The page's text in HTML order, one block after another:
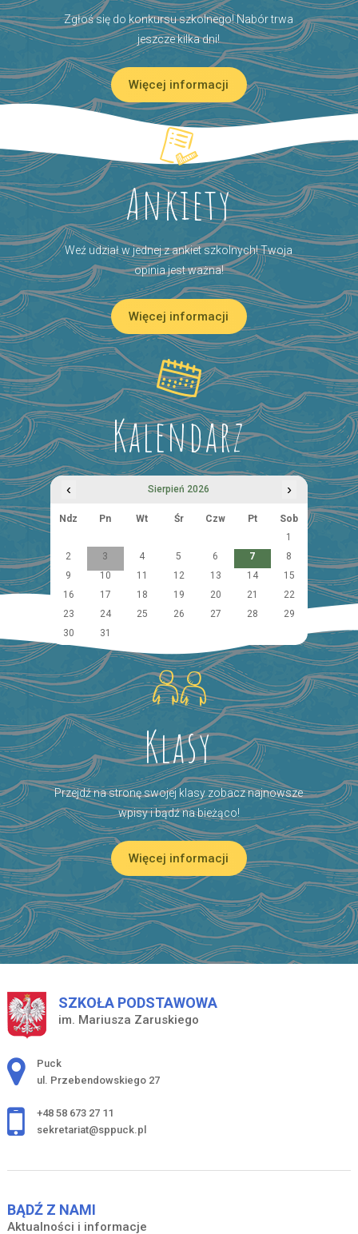
Zgłoś się do konkursu szkolnego! Nabór trwa
jeszcze kilka dni!
Więcej informacji
Ankiety
Weź udział w jednej z ankiet szkolnych! Twoja
opinia jest ważna!
Więcej informacji
Kalendarz
‹ Sierpień 2026 ›
Ndz Pn Wt Śr Czw Pt
Sob
1
2
3 4 5 6 7
8
9
10 11 12 13 14
15
16
17 18 19 20 21
22
23
24 25 26 27 28
29
30
31
Klasy
Przejdź na stronę swojej klasy zobacz najnowsze
wpisy i bądź na bieżąco!
Więcej informacji
SZKOŁA PODSTAWOWA
im. Mariusza Zaruskiego
Adres pocztowy:
Puck
ul. Przebendowskiego 27
+48 58 673 27 11
sekretariat@sppuck.pl
BĄDŹ Z NAMI
Aktualności i informacje